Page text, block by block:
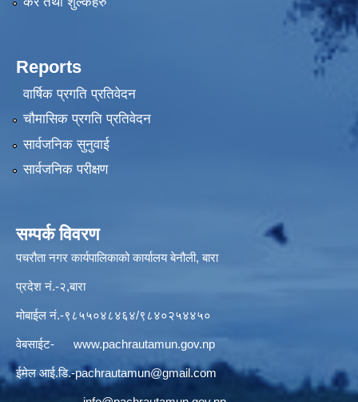
Reports
वार्षिक प्रगति प्रतिवेदन
चौमासिक प्रगति प्रतिवेदन
सार्वजनिक सुनुवाई
सार्वजनिक परीक्षण
सम्पर्क विवरण
पचरौता नगर कार्यपालिकाको कार्यालय बेनौली, बारा
प्रदेश नं.-२,बारा
मोबाईल नं.-९८५५०४८४६४/९८४०२५४४५०
वेबसाईट- www.pachrautamun.gov.np
ईमेल आई.डि.-pachrautamun@gmail.com